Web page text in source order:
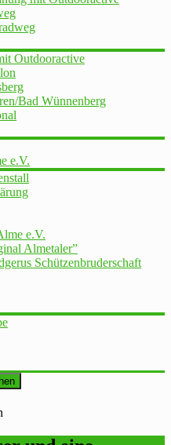
Outdooractive
Bad Wünnenberg
e.V.
e.V.
Almetaler”
Schützenbruderschaft